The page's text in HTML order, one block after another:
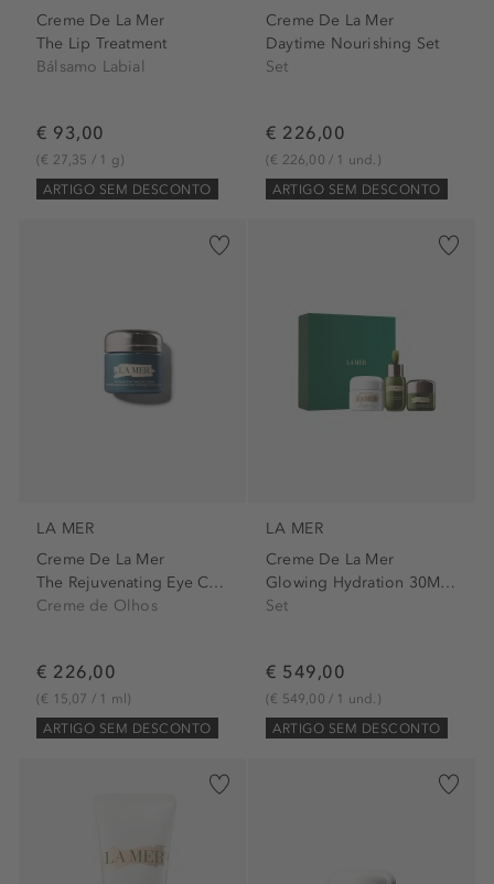
Creme De La Mer
The Lip Treatment
Bálsamo Labial
€ 93,00
(€ 27,35 / 1 g)
ARTIGO SEM DESCONTO
Creme De La Mer
Daytime Nourishing Set
Set
€ 226,00
(€ 226,00 / 1 und.)
ARTIGO SEM DESCONTO
LA MER
Creme De La Mer
The Rejuvenating Eye Cream
Creme de Olhos
€ 226,00
(€ 15,07 / 1 ml)
ARTIGO SEM DESCONTO
LA MER
Creme De La Mer
Glowing Hydration 30Ml Set
Set
€ 549,00
(€ 549,00 / 1 und.)
ARTIGO SEM DESCONTO